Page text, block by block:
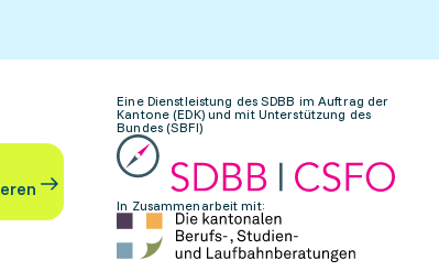
Eine Dienstleistung des SDBB im Auftrag der
Kantone (EDK) und mit Unterstützung des
Bundes (SBFI)
In Zusammenarbeit mit: